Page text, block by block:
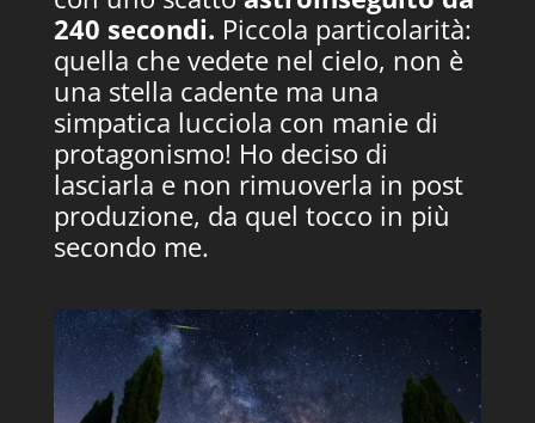
240 secondi. Piccola particolarità:
quella che vedete nel cielo, non è
una stella cadente ma una
simpatica lucciola con manie di
protagonismo! Ho deciso di
lasciarla e non rimuoverla in post
produzione, da quel tocco in più
secondo me.